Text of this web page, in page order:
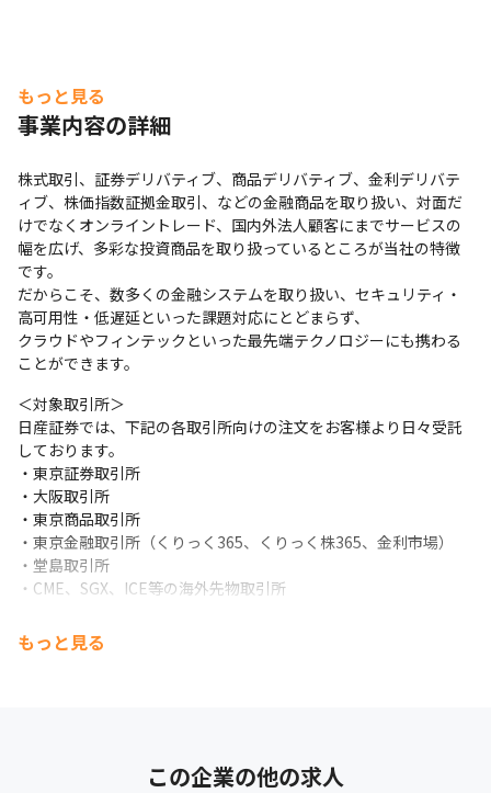
もっと見る
事業内容の詳細
株式取引、証券デリバティブ、商品デリバティブ、金利デリバテ
ィブ、株価指数証拠金取引、などの金融商品を取り扱い、対面だ
けでなくオンライントレード、国内外法人顧客にまでサービスの
幅を広げ、多彩な投資商品を取り扱っているところが当社の特徴
です。
だからこそ、数多くの金融システムを取り扱い、セキュリティ・
高可用性・低遅延といった課題対応にとどまらず、
クラウドやフィンテックといった最先端テクノロジーにも携わる
ことができます。
＜対象取引所＞
日産証券では、下記の各取引所向けの注文をお客様より日々受託
しております。
・東京証券取引所
・大阪取引所
・東京商品取引所
・東京金融取引所（くりっく365、くりっく株365、金利市場）
・堂島取引所
・CME、SGX、ICE等の海外先物取引所
当社顧客層は、個人投資家だけでなく、国内外の投資銀行、プロ
もっと見る
この企業の他の求人